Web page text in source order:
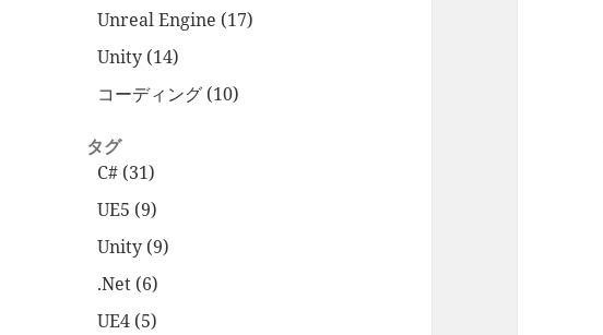
Unreal Engine (17)
Unity (14)
コーディング (10)
タグ
C# (31)
UE5 (9)
Unity (9)
.Net (6)
UE4 (5)